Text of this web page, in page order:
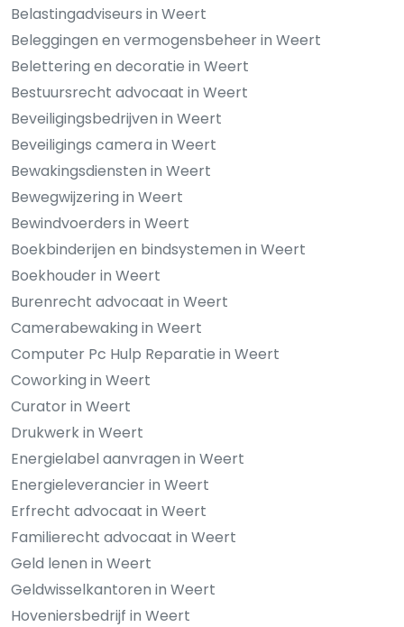
Belastingadviseurs in Weert
Beleggingen en vermogensbeheer in Weert
Belettering en decoratie in Weert
Bestuursrecht advocaat in Weert
Beveiligingsbedrijven in Weert
Beveiligings camera in Weert
Bewakingsdiensten in Weert
Bewegwijzering in Weert
Bewindvoerders in Weert
Boekbinderijen en bindsystemen in Weert
Boekhouder in Weert
Burenrecht advocaat in Weert
Camerabewaking in Weert
Computer Pc Hulp Reparatie in Weert
Coworking in Weert
Curator in Weert
Drukwerk in Weert
Energielabel aanvragen in Weert
Energieleverancier in Weert
Erfrecht advocaat in Weert
Familierecht advocaat in Weert
Geld lenen in Weert
Geldwisselkantoren in Weert
Hoveniersbedrijf in Weert